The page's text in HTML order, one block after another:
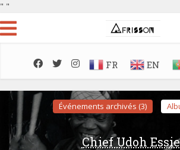
" "
FR EN
Événements archivés (3)
Chief Udoh